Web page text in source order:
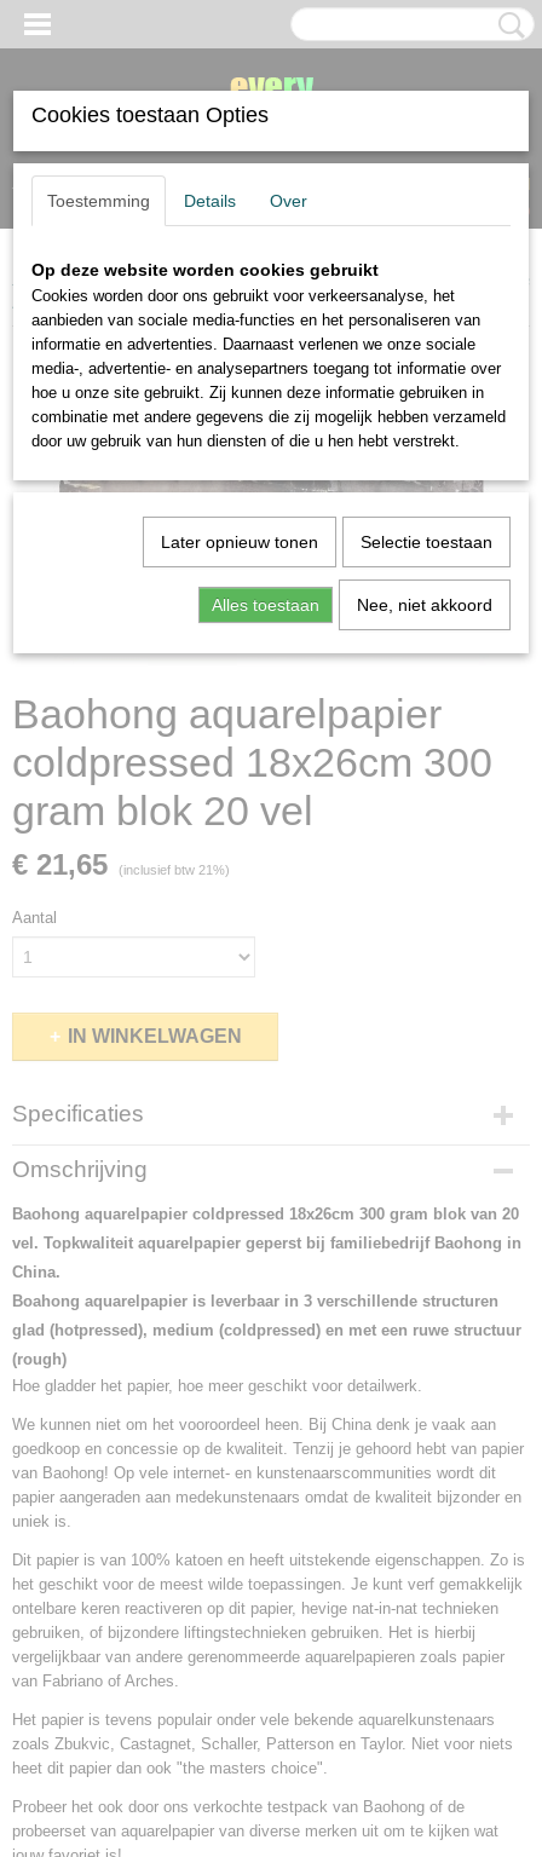
Inloggen Registreren
(0)
Home>papier>Baohong>Baohong aquarelpapier coldpressed 18x26cm
300 gram blok 20 vel
Baohong aquarelpapier
coldpressed 18x26cm 300
gram blok 20 vel
€ 21,65 (inclusief btw 21%)
Aantal
IN WINKELWAGEN
Specificaties
Netto gewicht
0,99 Kg
Bruto gewicht
0,99 Kg
Omschrijving
Baohong aquarelpapier coldpressed 18x26cm 300 gram blok van 20
vel. Topkwaliteit aquarelpapier geperst bij familiebedrijf Baohong in
China.
Boahong aquarelpapier is leverbaar in 3 verschillende structuren
glad (hotpressed), medium (coldpressed) en met een ruwe structuur
(rough)
Hoe gladder het papier, hoe meer geschikt voor detailwerk.
We kunnen niet om het vooroordeel heen. Bij China denk je vaak aan
goedkoop en concessie op de kwaliteit. Tenzij je gehoord hebt van papier
van Baohong! Op vele internet- en kunstenaarscommunities wordt dit
papier aangeraden aan medekunstenaars omdat de kwaliteit bijzonder en
uniek is.
Dit papier is van 100% katoen en heeft uitstekende eigenschappen. Zo is
het geschikt voor de meest wilde toepassingen. Je kunt verf gemakkelijk
ontelbare keren reactiveren op dit papier, hevige nat-in-nat technieken
gebruiken, of bijzondere liftingstechnieken gebruiken. Het is hierbij
vergelijkbaar van andere gerenommeerde aquarelpapieren zoals papier
van Fabriano of Arches.
Het papier is tevens populair onder vele bekende aquarelkunstenaars
zoals Zbukvic, Castagnet, Schaller, Patterson en Taylor. Niet voor niets
heet dit papier dan ook "the masters choice".
Probeer het ook door ons verkochte testpack van Baohong of de
probeerset van aquarelpapier van diverse merken uit om te kijken wat
Cookies toestaan Opties
Toestemming Details Over
Op deze website worden cookies gebruikt
Cookies worden door ons gebruikt voor verkeersanalyse, het
aanbieden van sociale media-functies en het personaliseren van
informatie en advertenties. Daarnaast verlenen we onze sociale
media-, advertentie- en analysepartners toegang tot informatie over
hoe u onze site gebruikt. Zij kunnen deze informatie gebruiken in
combinatie met andere gegevens die zij mogelijk hebben verzameld
door uw gebruik van hun diensten of die u hen hebt verstrekt.
Later opnieuw tonen Selectie toestaan
Alles toestaan Nee, niet akkoord